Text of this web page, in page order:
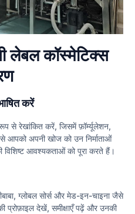
लेबल कॉस्मेटिक्स
करें
से रेखांकित करें, जिसमें फ़ॉर्म्यूलेशन,
आपको अपनी खोज को उन निर्माताओं
आवश्यकताओं को पूरा करते हैं।
ग्लोबल सोर्स और मेड-इन-चाइना जैसे
प्रोफ़ाइल देखें, समीक्षाएँ पढ़ें और उनकी